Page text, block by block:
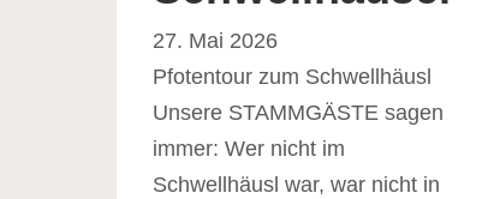
27. Mai 2026
Pfotentour zum Schwellhäusl
Unsere STAMMGÄSTE sagen
immer: Wer nicht im
Schwellhäusl war, war nicht in